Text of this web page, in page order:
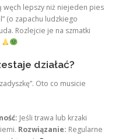
węch lepszy niż niejeden pies
(o zapachu ludzkiego
Rozlejcie je na szmatki
działać?
Oto co musicie
Jeśli trawa lub krzaki
Rozwiązanie: Regularne